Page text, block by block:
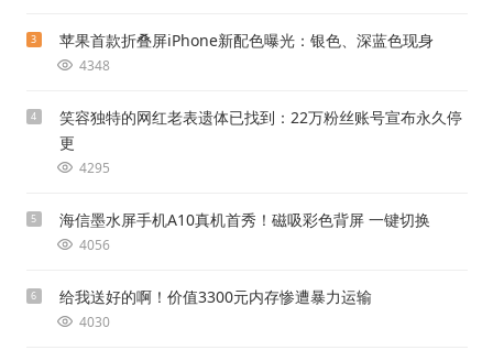
3 苹果首款折叠屏iPhone新配色曝光：银色、深蓝色现身
4348
4
笑容独特的网红老表遗体已找到：22万粉丝账号宣布永久停
更
4295
5 海信墨水屏手机A10真机首秀！磁吸彩色背屏 一键切换
4056
6 给我送好的啊！价值3300元内存惨遭暴力运输
4030